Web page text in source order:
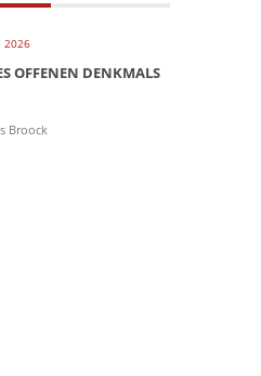
2026
OFFENEN DENKMALS
Broock